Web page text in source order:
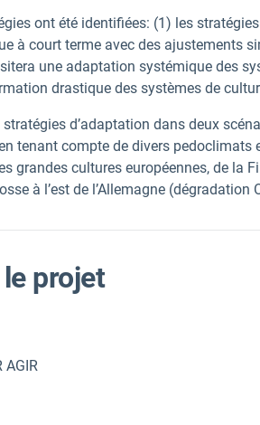
ont été identifiées: (1) les
à court terme avec des ajustements
une adaptation systémique des
drastique des systèmes de
stratégies d’adaptation dans deux
tenant compte de divers pedoclimats
grandes cultures européennes, de la
à l’est de l’Allemagne (dégradation
projet
AGIR